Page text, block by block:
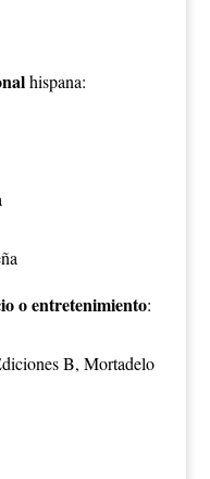
hispana:
o entretenimiento:
B, Mortadelo